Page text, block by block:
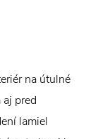
na útulné
pred
lamiel